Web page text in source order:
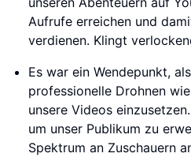
Aufrufe erreichen und
verdienen. Klingt
Es war ein Wendepunkt,
professionelle Drohnen
unsere Videos
um unser Publikum zu
Spektrum an Zuschauern